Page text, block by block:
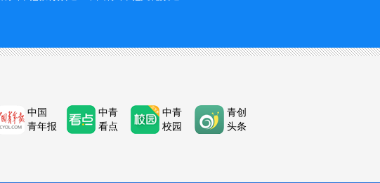
中国
青年报
中青
看点
中青
校园
青创
头条